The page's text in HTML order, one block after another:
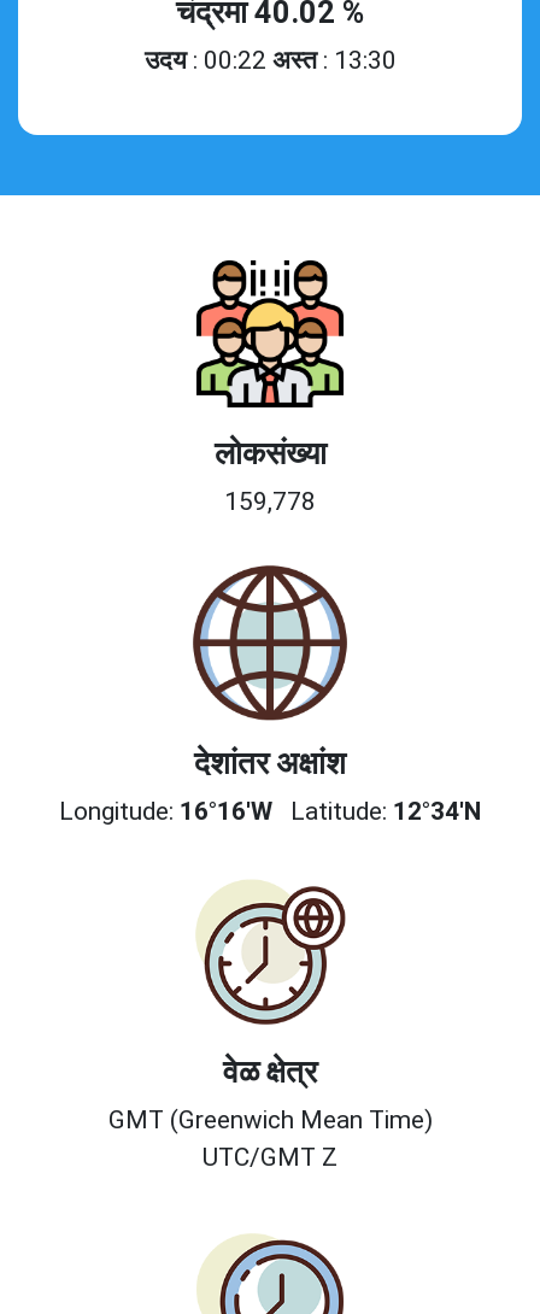
चंद्रमा 40.02 %
उदय : 00:22 अस्त : 13:30
लोकसंख्या
159,778
देशांतर अक्षांश
Longitude: 16°16'W Latitude: 12°34'N
वेळ क्षेत्र
GMT (Greenwich Mean Time)
UTC/GMT Z